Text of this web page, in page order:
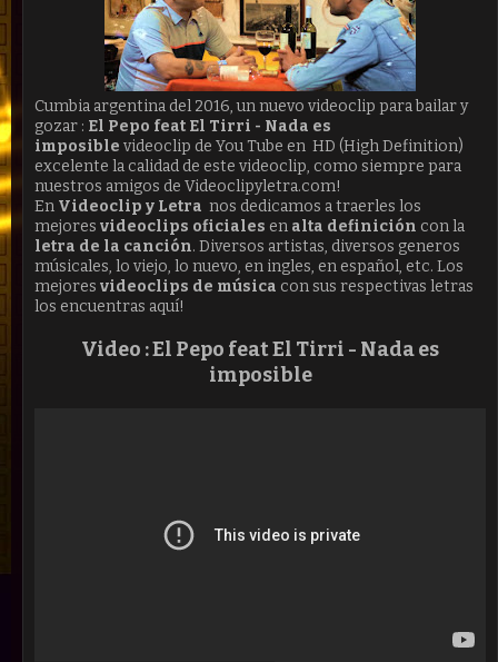
Cumbia argentina del 2016, un nuevo videoclip para bailar y
gozar : El Pepo feat El Tirri - Nada es
imposible videoclip de You Tube en HD (High Definition)
excelente la calidad de este videoclip, como siempre para
nuestros amigos de Videoclipyletra.com!
En Videoclip y Letra nos dedicamos a traerles los
mejores videoclips oficiales en alta definición con la
letra de la canción. Diversos artistas, diversos generos
músicales, lo viejo, lo nuevo, en ingles, en español, etc. Los
mejores videoclips de música con sus respectivas letras
los encuentras aquí!
Video :El Pepo feat El Tirri - Nada es
imposible